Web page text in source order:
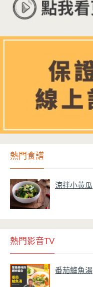
熱門食譜
涼拌小黃瓜
熱門影音TV
番茄鱸魚湯